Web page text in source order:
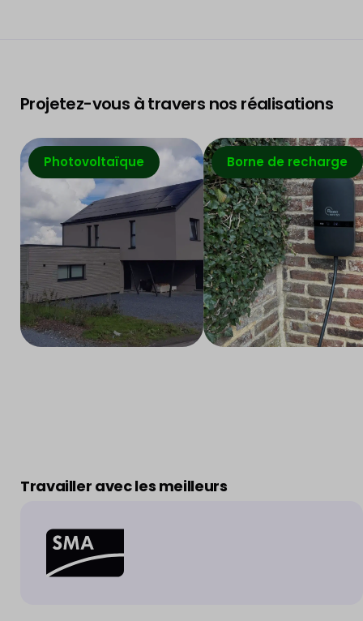
Projetez-vous à travers nos réalisations
Photovoltaïque Borne de recharge
Travailler avec les meilleurs